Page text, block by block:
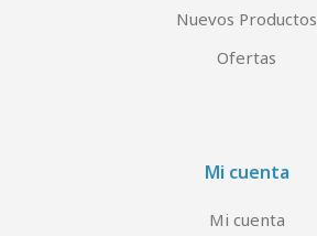
Nuevos Productos
Ofertas
Mi cuenta
Mi cuenta